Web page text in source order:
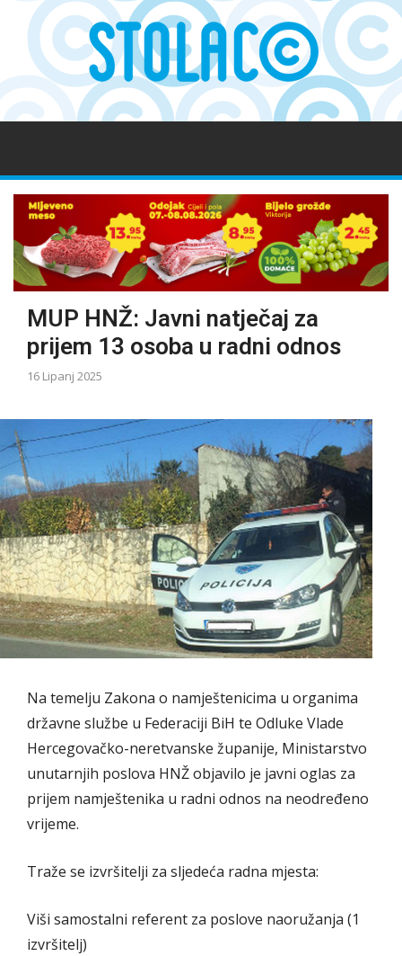
MUP HNŽ: Javni natječaj za
prijem 13 osoba u radni odnos
16 Lipanj 2025
Na temelju Zakona o namještenicima u organima
državne službe u Federaciji BiH te Odluke Vlade
Hercegovačko-neretvanske županije, Ministarstvo
unutarnjih poslova HNŽ objavilo je javni oglas za
prijem namještenika u radni odnos na neodređeno
vrijeme.
Traže se izvršitelji za sljedeća radna mjesta:
Viši samostalni referent za poslove naoružanja (1
izvršitelj)